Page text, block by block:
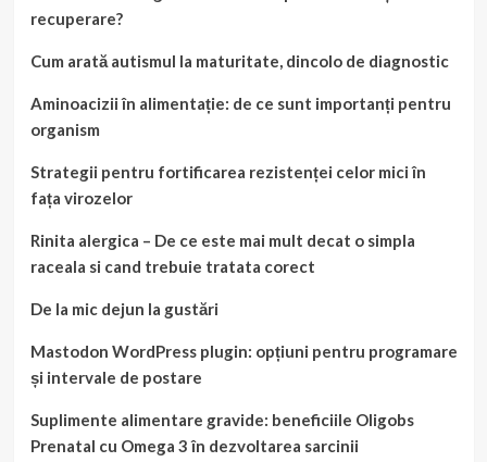
recuperare?
Cum arată autismul la maturitate, dincolo de diagnostic
Aminoacizii în alimentație: de ce sunt importanți pentru
organism
Strategii pentru fortificarea rezistenței celor mici în
fața virozelor
Rinita alergica – De ce este mai mult decat o simpla
raceala si cand trebuie tratata corect
De la mic dejun la gustări
Mastodon WordPress plugin: opțiuni pentru programare
și intervale de postare
Suplimente alimentare gravide: beneficiile Oligobs
Prenatal cu Omega 3 în dezvoltarea sarcinii